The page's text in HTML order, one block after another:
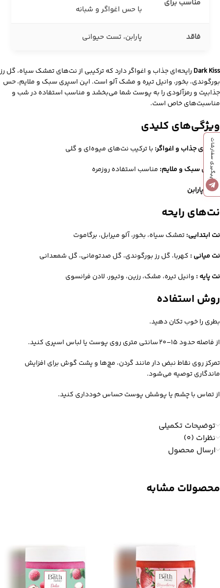
مناسب برای
با حس اغواگر و شبانه
فاقد پارابن، تست حیوانی
Dark Kiss رایحه‌ای جذاب و اغواگر دارد که ترکیبی از نت‌های تمشک سیاه، گل رز
بورگوندی، بخور، وانیل تیره و مشک آلو است. این اسپری سبک و ملایم، حس
جذابیت و رمزآلودی را به پوست شما می‌بخشد و مناسب استفاده در شب و
مناسبت‌های خاص است.
ویژگی‌های کلیدی
رایحه‌ای جذاب و اغواگر: با ترکیب نت‌های میوه‌ای و گلی
فرمول سبک و ملایم: مناسب استفاده روزمره
بدون پارابن
نت‌های رایحه
نت ابتدایی:تمشک سیاه، بخور، آلو میرابل، برگاموت
نت میانی : کهربا، گل رز بورگوندی، گل صدتومانی، گل شمعدانی
نت پایه : وانیل تیره، مشک، رزین، وتیور، لادن فرانسوی
روش استفاده
بطری را خوب تکان دهید.
از فاصله حدود ۱۵–۲۰ سانتی‌ متری روی پوست یا لباس اسپری کنید.
تمرکز روی نقاط نبض‌ دار مانند گردن، مچ‌ها و پشت گوش برای افزایش
ماندگاری توصیه می‌شود.
از تماس با چشم یا پوشش پوست حساس خودداری کنید.
توضیحات تکمیلی
نظرات (0)
ارسال محصول
محصولات مشابه
پیگیری سفارشات